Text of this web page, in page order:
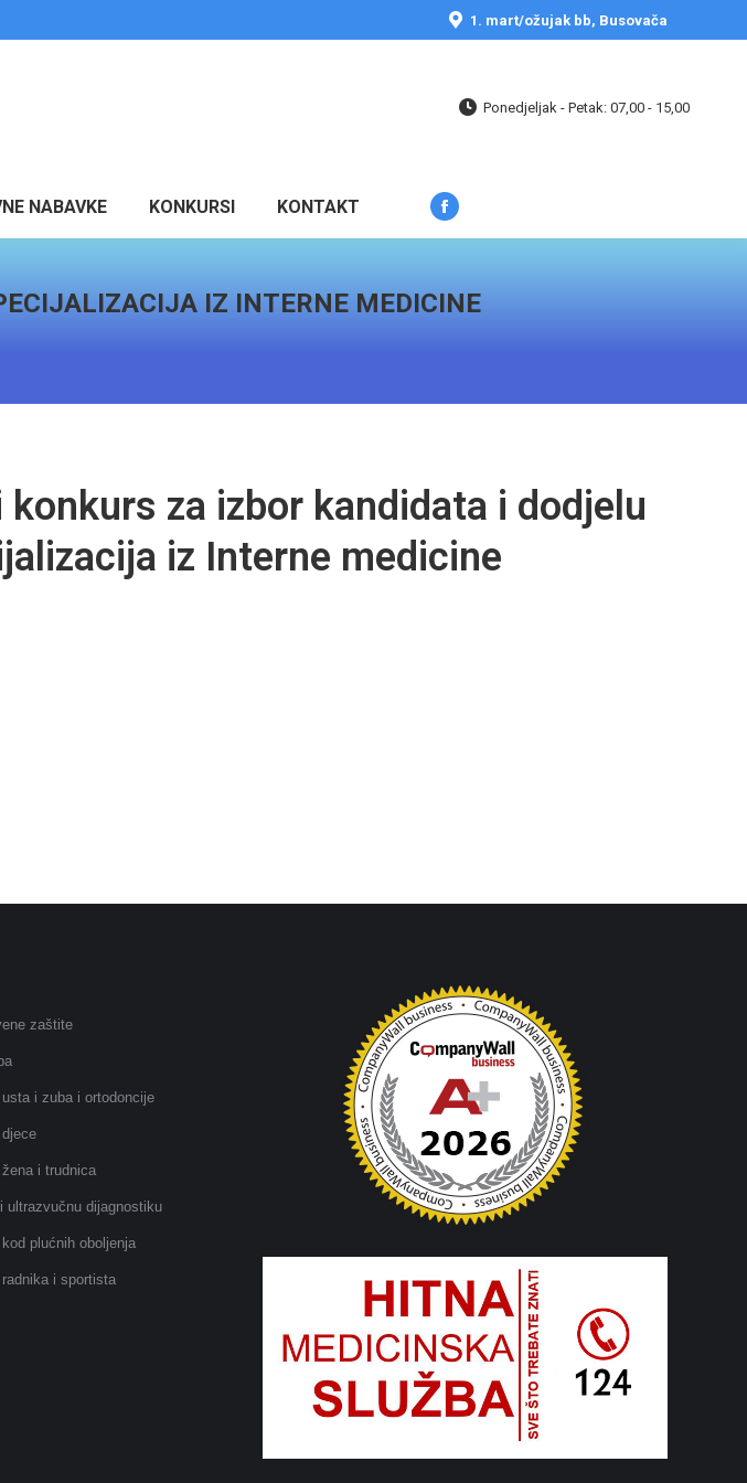
1. mart/ožujak bb, Busovača
Ponedjeljak - Petak: 07,00 - 15,00
NABAVKE KONKURSI KONTAKT
Facebook
in
IZ INTERNE MEDICINE
konkurs za izbor kandidata i dodjelu
iz Interne medicine
zaštite
i zuba i ortodoncije
i trudnica
ultrazvučnu dijagnostiku
plućnih oboljenja
i sportista